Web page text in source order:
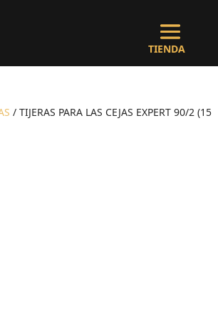
/ TIJERAS PARA LAS CEJAS EXPERT 90/2 (15